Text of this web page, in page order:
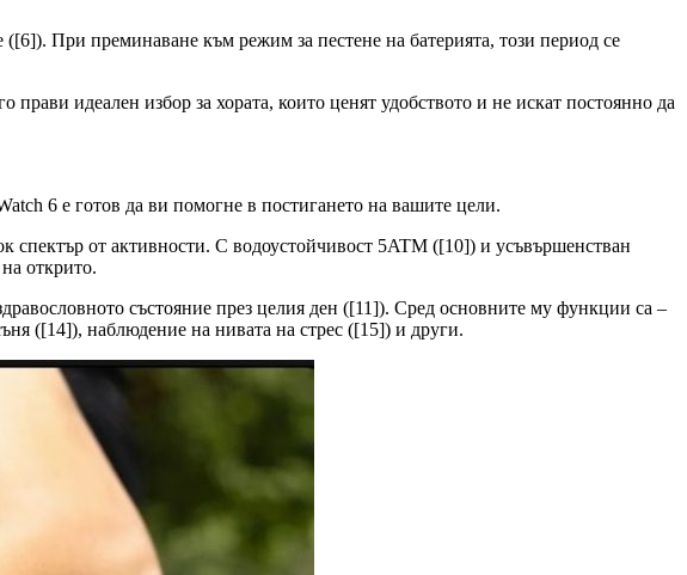
При преминаване към режим за пестене на батерията, този период се
идеален избор за хората, които ценят удобството и не искат постоянно да
6 e готов да ви помогне в постигането на вашите цели.
спектър от активности. С водоустойчивост 5ATM ([10]) и усъвършенстван
открито.
състояние през целия ден ([11]). Сред основните му функции са –
([14]), наблюдение на нивата на стрес ([15]) и други.